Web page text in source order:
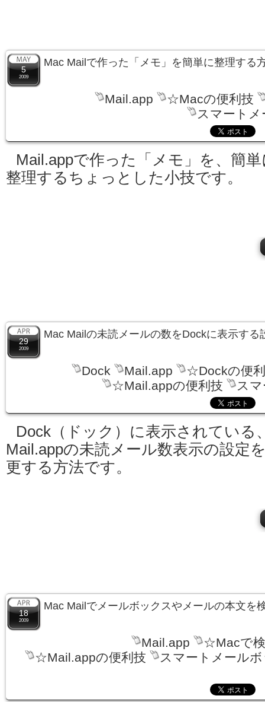
5
2009
Mac Mailで作った「メモ」を簡単に整理する
Mail.app
☆Macの便利技
スマート
Mail.appで作った「メモ」を、簡単
整理するちょっとした小技です。
29
2009
Mac Mailの未読メールの数をDockに表示する
Dock Mail.app
☆Dockの便
☆Mail.appの便利技
ス
Dock（ドック）に表示されている
Mail.appの未読メール数表示の設定
更する方法です。
18
2009
Mac Mailでメールボックスやメールの本文を
Mail.app
☆Macで
☆Mail.appの便利技
スマートメール